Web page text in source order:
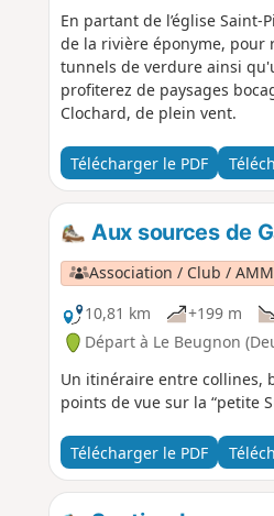
En partant de l’église
de la rivière éponyme, pour
tunnels de verdure ainsi
profiterez de paysages
Clochard, de plein vent.
Télécharger le PDF
Aux sources de
Association / Club / AMM
10,81 km
+199 m
Départ à Le Beugnon
Un itinéraire entre collines,
points de vue sur la “petite
Télécharger le PDF